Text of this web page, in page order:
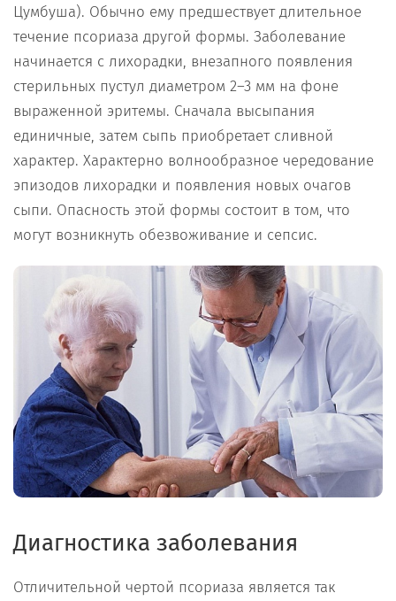
Цумбуша). Обычно ему предшествует длительное
течение псориаза другой формы. Заболевание
начинается с лихорадки, внезапного появления
стерильных пустул диаметром 2–3 мм на фоне
выраженной эритемы. Сначала высыпания
единичные, затем сыпь приобретает сливной
характер. Характерно волнообразное чередование
эпизодов лихорадки и появления новых очагов
сыпи. Опасность этой формы состоит в том, что
могут возникнуть обезвоживание и сепсис.
Диагностика заболевания
Отличительной чертой псориаза является так